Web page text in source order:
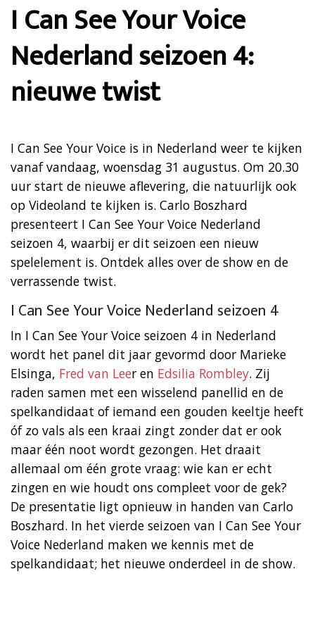
I Can See Your Voice
Nederland seizoen 4:
nieuwe twist
I Can See Your Voice is in Nederland weer te kijken
vanaf vandaag, woensdag 31 augustus. Om 20.30
uur start de nieuwe aflevering, die natuurlijk ook
op Videoland te kijken is. Carlo Boszhard
presenteert I Can See Your Voice Nederland
seizoen 4, waarbij er dit seizoen een nieuw
spelelement is. Ontdek alles over de show en de
verrassende twist.
I Can See Your Voice Nederland seizoen 4
In I Can See Your Voice seizoen 4 in Nederland
wordt het panel dit jaar gevormd door Marieke
Elsinga, Fred van Leer en Edsilia Rombley. Zij
raden samen met een wisselend panellid en de
spelkandidaat of iemand een gouden keeltje heeft
óf zo vals als een kraai zingt zonder dat er ook
maar één noot wordt gezongen. Het draait
allemaal om één grote vraag: wie kan er echt
zingen en wie houdt ons compleet voor de gek?
De presentatie ligt opnieuw in handen van Carlo
Boszhard. In het vierde seizoen van I Can See Your
Voice Nederland maken we kennis met de
spelkandidaat; het nieuwe onderdeel in de show.